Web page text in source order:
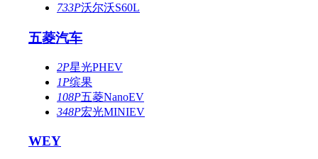
733P沃尔沃S60L
五菱汽车
2P星光PHEV
1P缤果
108P五菱NanoEV
348P宏光MINIEV
WEY